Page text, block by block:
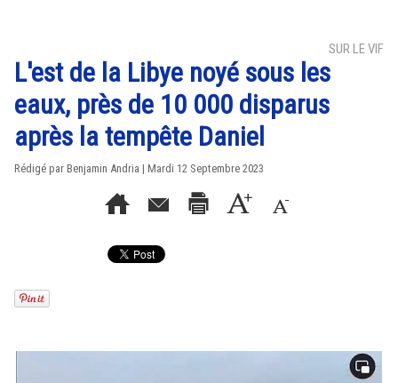
SUR LE VIF
L'est de la Libye noyé sous les
eaux, près de 10 000 disparus
après la tempête Daniel
Rédigé par Benjamin Andria | Mardi 12 Septembre 2023